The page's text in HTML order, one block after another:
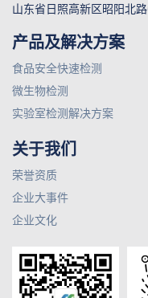
山东省日照高新区昭阳北
产品及解决方案
食品安全快速检测
微生物检测
实验室检测解决方案
关于我们
荣誉资质
企业大事件
企业文化